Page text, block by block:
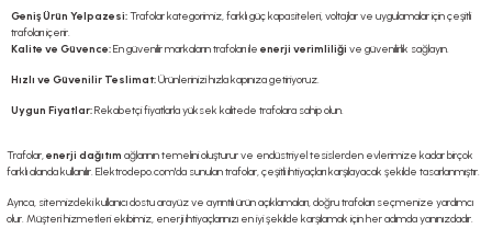
Geniş Ürün Yelpazesi:Trafolar kategorimiz, farklı güç kapasiteleri, voltajlar ve uygulamalar için çeşitli
trafoları içerir.
Kalite ve Güvence:En güvenilir markaların trafoları ile enerji verimliliği ve güvenilirlik sağlayın.
Hızlı ve Güvenilir Teslimat:Ürünlerinizi hızla kapınıza getiriyoruz.
Uygun Fiyatlar:Rekabetçi fiyatlarla yüksek kalitede trafolara sahip olun.
Trafolar,enerji dağıtım ağlarının temelini oluşturur ve endüstriyel tesislerden evlerimize kadar birçok
farklı alanda kullanılır. Elektrodepo.com'da sunulan trafolar, çeşitli ihtiyaçları karşılayacak şekilde tasarlanmıştır.
Ayrıca, sitemizdeki kullanıcı dostu arayüz ve ayrıntılı ürün açıklamaları, doğru trafoları seçmenize yardımcı
olur. Müşteri hizmetleri ekibimiz, enerji ihtiyaçlarınızı en iyi şekilde karşılamak için her adımda yanınızdadır.